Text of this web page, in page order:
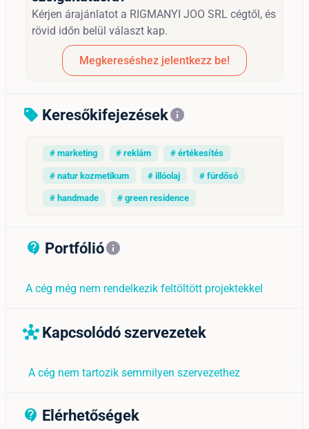
Kérjen árajánlatot a RIGMANYI JOO SRL cégtől, és
rövid időn belül választ kap.
Megkereséshez jelentkezz be!
sell Keresőkifejezésekinfo
# marketing # reklám # értékesítés
# natur kozmetikum # illóolaj # fürdősó
# handmade # green residence
contact_support_outline
Portfólióinfo
A cég még nem rendelkezik feltöltött projektekkel
hub Kapcsolódó szervezetek
A cég nem tartozik semmilyen szervezethez
contact_support_outline
Elérhetőségek